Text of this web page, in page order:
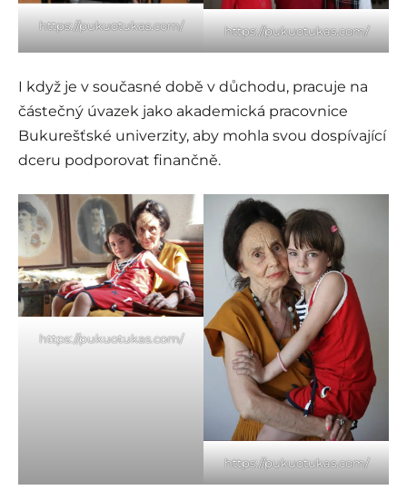
https://pukuotukas.com/ https://pukuotukas.com/
I když je v současné době v důchodu, pracuje na
částečný úvazek jako akademická pracovnice
Bukurešťské univerzity, aby mohla svou dospívající
dceru podporovat finančně.
https://pukuotukas.com/
https://pukuotukas.com/